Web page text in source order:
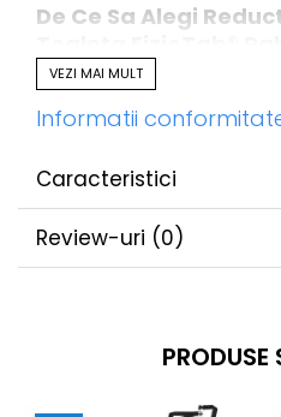
De Ce Sa Alegi
atunci cand invata
alunecare pe
o siguranta sporita
obisnuit de toaleta.
increderea copilului
bine cu vasele de
Compatibil cu
VEZI MAI MULT
Informatii
Caracteristici
Review-uri (0)
PRODUSE